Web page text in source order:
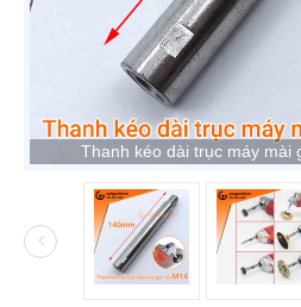
Thanh kéo dài trục máy mài